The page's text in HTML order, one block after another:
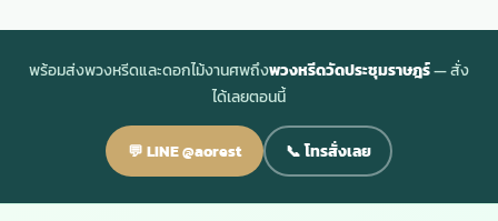
พร้อมส่งพวงหรีดและดอกไม้งานศพถึงพวงหรีดวัดประชุมราษฎร์— สั่ง
ได้เลยตอนนี้
💬 LINE @aorest 📞 โทรสั่งเลย